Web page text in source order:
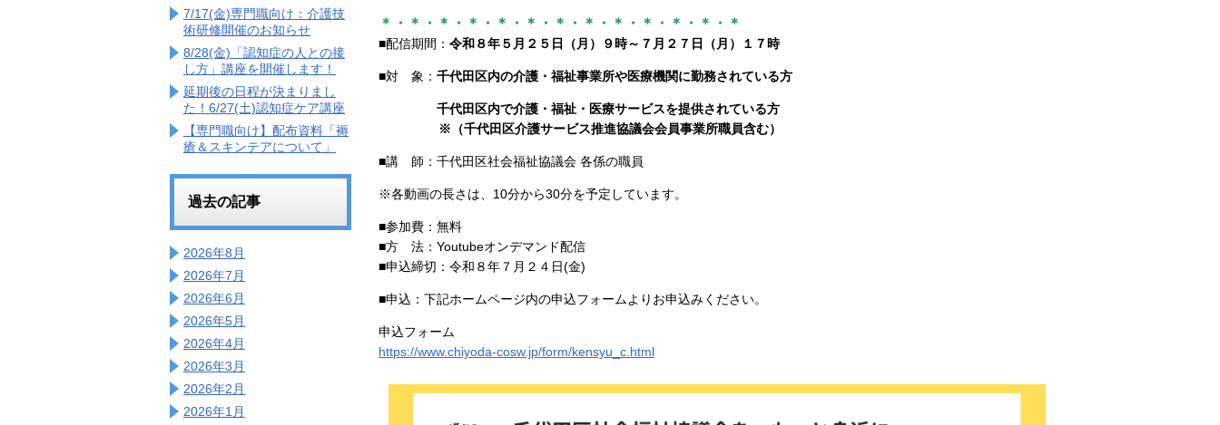
＊・＊・＊・＊・＊・＊・＊・＊・＊・＊・＊・＊・＊
■配信期間： 令和８年５月２５日（月）９時～７月２７日（月）１７時
■対 象： 千代田区内の介護・福祉事業所や医療機関に勤務されている方
千代田区内で介護・福祉・医療サービスを提供されている方
※（千代田区介護サービス推進協議会会員事業所職員含む）
■講 師：千代田区社会福祉協議会 各係の職員
※各動画の長さは、10分から30分を予定しています。
■参加費：無料
■方 法：Youtubeオンデマンド配信
■申込締切：令和８年７月２４日(金)
■申込：下記ホームページ内の申込フォームよりお申込みください。
申込フォーム
https://www.chiyoda-cosw.jp/form/kensyu_c.html
7/17(金)専門職向け：介護技
術研修開催のお知らせ
8/28(金)「認知症の人との接
し方」講座を開催します！
延期後の日程が決まりまし
た！6/27(土)認知症ケア講座
【専門職向け】配布資料「褥
瘡＆スキンテアについて」
過去の記事
2026年8月
2026年7月
2026年6月
2026年5月
2026年4月
2026年3月
2026年2月
2026年1月